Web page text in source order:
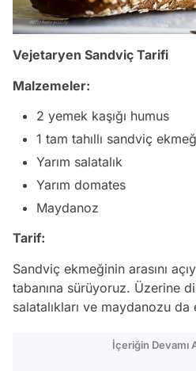
Vejetaryen Sandviç Tarifi
Malzemeler:
2 yemek kaşığı humus
1 tam tahıllı sandviç
Yarım salatalık
Yarım domates
Maydanoz
Tarif:
Sandviç ekmeğinin arasını
tabanına sürüyoruz. Üzerine
salatalıkları ve maydanozu
İçeriğin Devamı